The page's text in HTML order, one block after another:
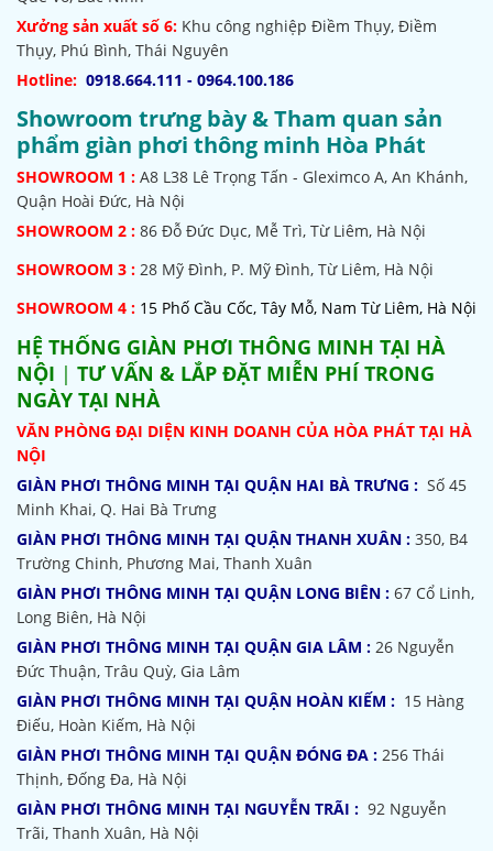
Xưởng sản xuất số 6: Khu công nghiệp Điềm Thụy, Điềm
Thụy, Phú Bình, Thái Nguyên
Hotline: 0918.664.111 - 0964.100.186
Showroom trưng bày & Tham quan sản
phẩm giàn phơi thông minh Hòa Phát
SHOWROOM 1 : A8 L38 Lê Trọng Tấn - Gleximco A, An Khánh,
Quận Hoài Đức, Hà Nội
SHOWROOM 2 : 86 Đỗ Đức Dục, Mễ Trì, Từ Liêm, Hà Nội
SHOWROOM 3 : 28 Mỹ Đình, P. Mỹ Đình, Từ Liêm, Hà Nội
SHOWROOM 4 : 15 Phố Cầu Cốc, Tây Mỗ, Nam Từ Liêm, Hà Nội
HỆ THỐNG GIÀN PHƠI THÔNG MINH TẠI HÀ
NỘI | TƯ VẤN & LẮP ĐẶT MIỄN PHÍ TRONG
NGÀY TẠI NHÀ
VĂN PHÒNG ĐẠI DIỆN KINH DOANH CỦA HÒA PHÁT TẠI HÀ
NỘI
GIÀN PHƠI THÔNG MINH TẠI QUẬN HAI BÀ TRƯNG : Số 45
Minh Khai, Q. Hai Bà Trưng
GIÀN PHƠI THÔNG MINH TẠI QUẬN THANH XUÂN : 350, B4
Trường Chinh, Phương Mai, Thanh Xuân
GIÀN PHƠI THÔNG MINH TẠI QUẬN LONG BIÊN : 67 Cổ Linh,
Long Biên, Hà Nội
GIÀN PHƠI THÔNG MINH TẠI QUẬN GIA LÂM : 26 Nguyễn
Đức Thuận, Trâu Quỳ, Gia Lâm
GIÀN PHƠI THÔNG MINH TẠI QUẬN HOÀN KIẾM : 15 Hàng
Điếu, Hoàn Kiếm, Hà Nội
GIÀN PHƠI THÔNG MINH TẠI QUẬN ĐÓNG ĐA : 256 Thái
Thịnh, Đống Đa, Hà Nội
GIÀN PHƠI THÔNG MINH TẠI NGUYỄN TRÃI : 92 Nguyễn
Trãi, Thanh Xuân, Hà Nội